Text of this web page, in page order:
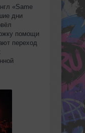
«Same
дни
помощи
переход